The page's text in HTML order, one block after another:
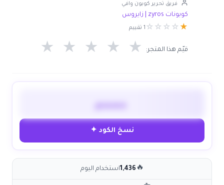
فريق تحرير كوبون وافي
كوبونات zyros | زايروس
★
☆
☆
☆
☆ 1 تقييم
قيّم هذا المتجر: ★ ★ ★ ★ ★
مصمم
نسخ الكود ✦
🔥
1,436استخدام اليوم